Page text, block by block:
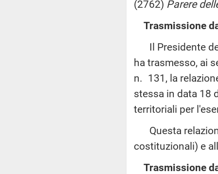
(2762) Parere
Trasmissione
Il Presidente
ha trasmesso, ai
n. 131, la
stessa in data 18
territoriali per
Questa
costituzionali) e
Trasmissione